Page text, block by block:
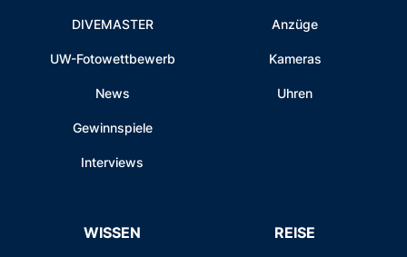
DIVEMASTER
UW-Fotowettbewerb
News
Gewinnspiele
Interviews
Anzüge
Kameras
Uhren
WISSEN REISE